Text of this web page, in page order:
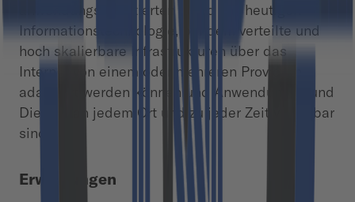
anwendungsorientierten Trend der heutigen
Informationstechnologie, bei dem verteilte und
hoch skalierbare Infrastrukturen über das
Internet von einem oder mehreren Providern
adaptiert werden können und Anwendungen und
Dienste an jedem Ort und zu jeder Zeit verfügbar
sind.
Erwartungen